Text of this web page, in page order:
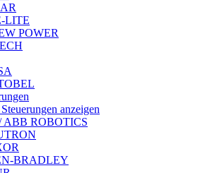
LITE
POWER
anzeigen
ABB ROBOTICS
BRADLEY